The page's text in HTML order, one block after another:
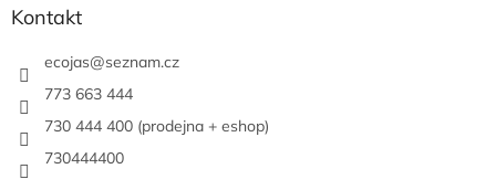
Kontakt
ecojas@seznam.cz
773 663 444
730 444 400 (prodejna + eshop)
730444400